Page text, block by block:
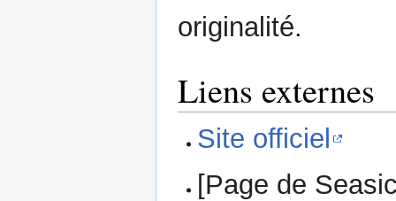
originalité.
Liens externes
Site officiel
[Page de